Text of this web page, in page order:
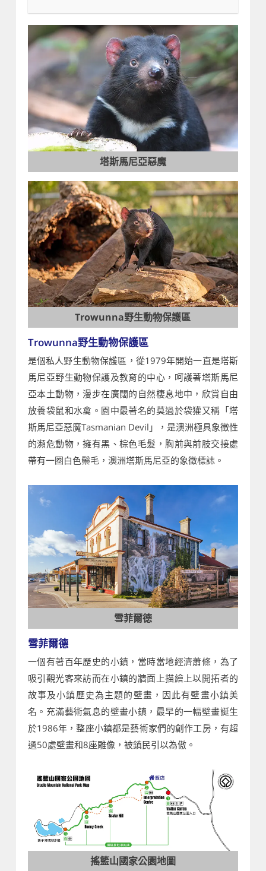
塔斯馬尼亞惡魔
Trowunna野生動物保護區
Trowunna野生動物保護區
是個私人野生動物保護區，從1979年開始一直是塔斯
馬尼亞野生動物保護及教育的中心，呵護著塔斯馬尼
亞本土動物，漫步在廣闊的自然棲息地中，欣賞自由
放養袋鼠和水禽。園中最著名的莫過於袋獾又稱「塔
斯馬尼亞惡魔Tasmanian Devil」，是澳洲極具象徵性
的瀕危動物，擁有黑、棕色毛髮，胸前與前肢交接處
帶有一圈白色鬃毛，澳洲塔斯馬尼亞的象徵標誌。
雪菲爾德
雪菲爾德
一個有著百年歷史的小鎮，當時當地經濟蕭條，為了
吸引觀光客來訪而在小鎮的牆面上描繪上以開拓者的
故事及小鎮歷史為主題的壁畫，因此有壁畫小鎮美
名。充滿藝術氣息的壁畫小鎮，最早的一幅壁畫誕生
於1986年，整座小鎮都是藝術家們的創作工房，有超
過50處壁畫和8座雕像，被鎮民引以為傲。
搖籃山國家公園地圖